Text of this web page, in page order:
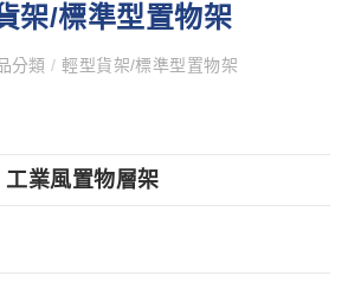
架/標準型置物架
分類/ 輕型貨架/標準型置物架
工業風置物層架